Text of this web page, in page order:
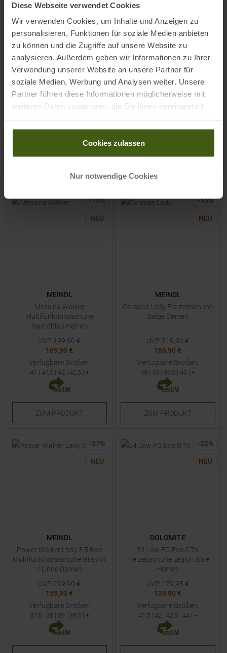
Diese Webseite verwendet Cookies
Wir verwenden Cookies, um Inhalte und Anzeigen zu
personalisieren, Funktionen für soziale Medien anbieten
zu können und die Zugriffe auf unsere Website zu
analysieren. Außerdem geben wir Informationen zu Ihrer
Verwendung unserer Website an unsere Partner für
soziale Medien, Werbung und Analysen weiter. Unsere
Partner führen diese Informationen möglicherweise mit
weiteren Daten zusammen, die Sie ihnen bereitgestellt
gesammelt haben.
Cookies zulassen
Nur notwendige Cookies
Freizeitschuhe Blue Navy
Herren
UVP 179,95€
139,90 €
41,5|42|42,5|431/3| +
Dust Damen
UVP 159,95€
119,90 €
37,5|38,5|39|40| +
-15%
NEU
MEINDL
Messina Walker
Multifunktionsschuhe
Nachtblau Herren
UVP 199,90 €
169,90 €
Verfügbare Größen:
41 | 41,5 | 42| 42,5 | +
ZUM PRODUKT
-15%
NEU
MEINDL
Caracas Lady Freizeitschuhe
Beige Damen
UVP 219,90 €
186,90 €
Verfügbare Größen:
38 | 39 | 39,5 | 40 | +
ZUM PRODUKT
-27%
NEU
MEINDL
Power Walker Lady 3.5 Boa
Multifunktionsschuhe Graphit
/ Linde Damen
UVP 219,90 €
159,90 €
Verfügbare Größen:
37,5 | 38 | 39 | 39,5 | +
-22%
NEU
DOLOMITE
54 Low FG Evo GTX
Freizeitschuhe Legion Blue
Herren
UVP 179,95 €
139,90 €
Verfügbare Größen:
41,5 | 42| 42,5 | 44| +